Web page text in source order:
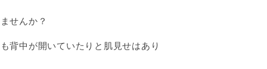
せんか？
背中が開いていたりと肌見せはあり